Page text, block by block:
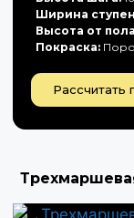
Ширина
Высота от
Покраска:
Рассчитать